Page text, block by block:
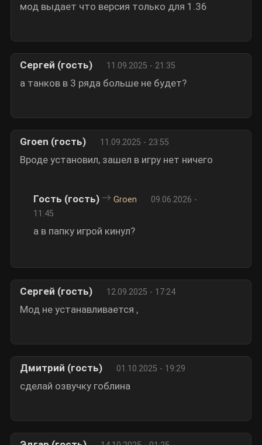
мод выдает что версия только для 1.36
Сергей (гость) 11.09.2025 - 21:35
а танков в 3 ряда больше не будет?
Groen (гость) 11.09.2025 - 23:55
Вроде установил, зашел в игру нет ничего
Гость (гость) Groen
09.06.2026 -
11:45
а в папку игрой кинул?
Сергей (гость) 12.09.2025 - 17:24
Мод не устанавливается ,
Дмитрий (гость) 01.10.2025 - 19:29
сделай озвучку гоблина